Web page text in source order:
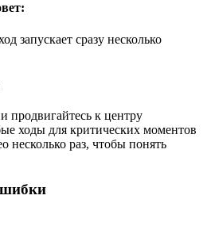
запускает сразу несколько
продвигайтесь к центру
ходы для критических моментов
несколько раз, чтобы понять